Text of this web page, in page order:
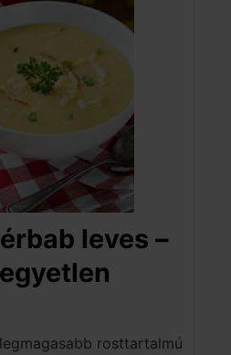
leves –
rosttartalmú